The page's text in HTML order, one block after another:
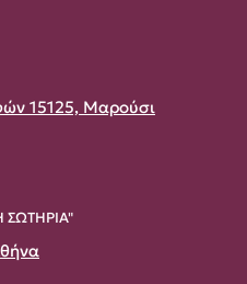
15125, Μαρούσι